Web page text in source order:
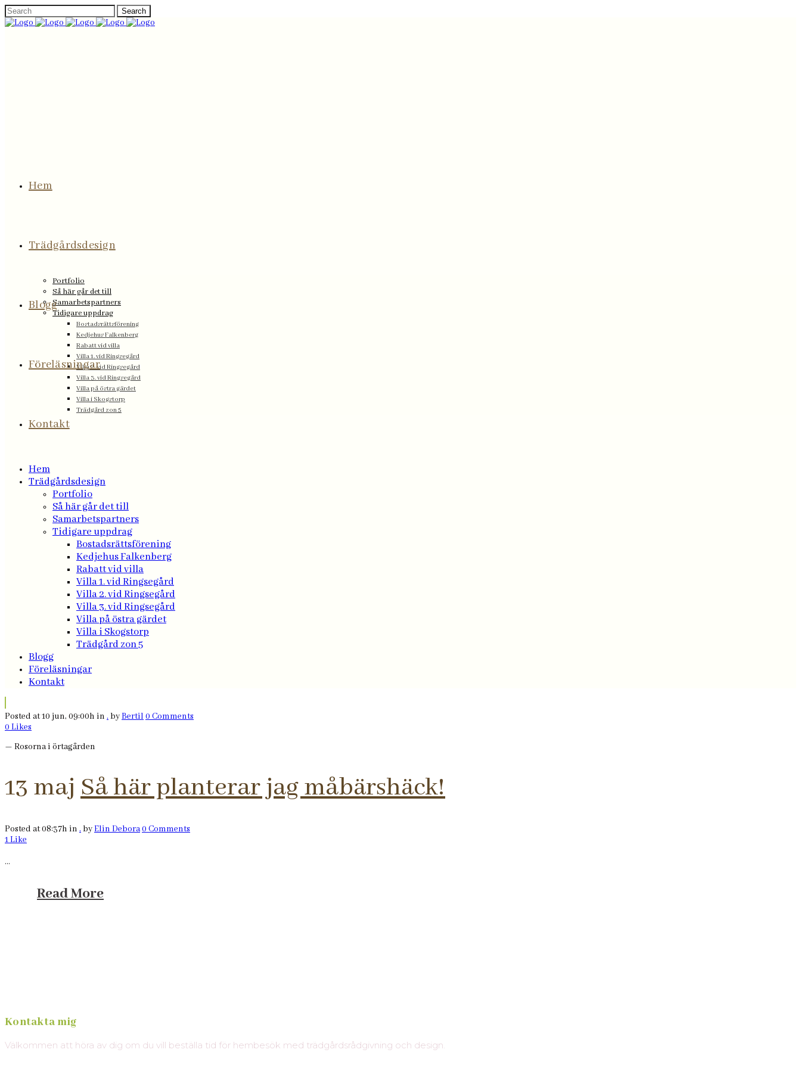
Hem
Trädgårdsdesign
Portfolio
Så här går det till
Samarbetspartners
Tidigare uppdrag
Bostadsrättsförening
Kedjehus Falkenberg
Rabatt vid villa
Villa 1. vid Ringsegård
Villa 2. vid Ringsegård
Villa 3. vid Ringsegård
Villa på östra gärdet
Villa i Skogstorp
Trädgård zon 5
Blogg
Föreläsningar
Kontakt
Hem
Trädgårdsdesign
Portfolio
Så här går det till
Samarbetspartners
Tidigare uppdrag
Bostadsrättsförening
Kedjehus Falkenberg
Rabatt vid villa
Villa 1. vid Ringsegård
Villa 2. vid Ringsegård
Villa 3. vid Ringsegård
Villa på östra gärdet
Villa i Skogstorp
Trädgård zon 5
Blogg
Föreläsningar
Kontakt
Posted at 10 jun, 09:00h in .byBertil 0 Comments
0 Likes
— Rosorna i örtagården
13 maj Så här planterar jag måbärshäck!
Posted at 08:37h in .byElin Debora0 Comments
1Like
...
Read More
Kontakta mig
Välkommen att höra av dig om du vill beställa tid för hembesök med trädgårdsrådgivning och design.